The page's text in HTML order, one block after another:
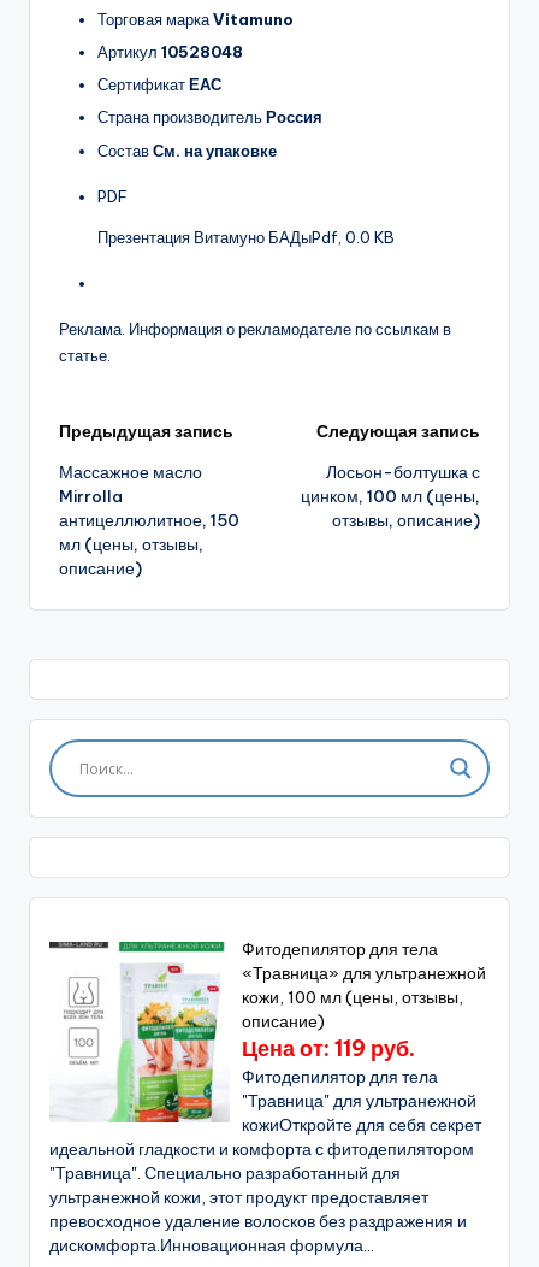
Торговая маркаVitamuno
Артикул 10528048
СертификатЕАС
Страна производительРоссия
СоставСм. на упаковке
PDF
Презентация Витамуно БАДыPdf, 0.0 KB
Реклама. Информация о рекламодателе по ссылкам в
статье.
Навигация
записи
Предыдущая запись
Массажное масло
Mirrolla
антицеллюлитное, 150
мл (цены, отзывы,
описание)
Следующая запись
Лосьон-болтушка с
цинком, 100 мл (цены,
отзывы, описание)
Фитодепилятор для тела
«Травница» для ультранежной
кожи, 100 мл (цены, отзывы,
описание)
Цена от: 119 руб.
Фитодепилятор для тела
"Травница" для ультранежной
кожиОткройте для себя секрет
идеальной гладкости и комфорта с фитодепилятором
"Травница". Специально разработанный для
ультранежной кожи, этот продукт предоставляет
превосходное удаление волосков без раздражения и
дискомфорта.Инновационная формула...